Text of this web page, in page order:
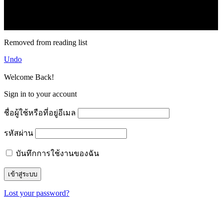
Removed from reading list
Undo
Welcome Back!
Sign in to your account
ชื่อผู้ใช้หรือที่อยู่อีเมล
รหัสผ่าน
บันทึกการใช้งานของฉัน
Lost your password?